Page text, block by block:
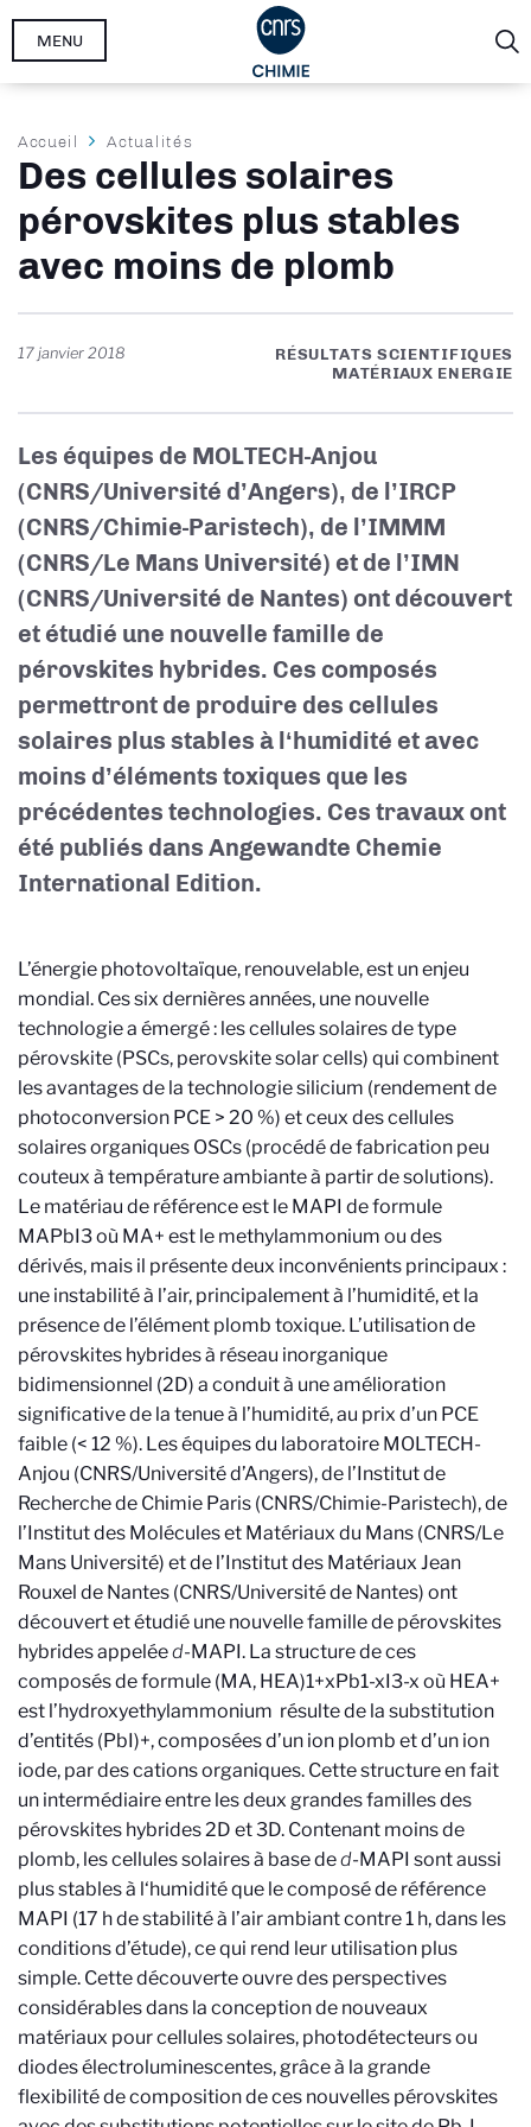
Aller
MENU
Fil
d'Ariane
Accueil Actualités
Des cellules solaires
pérovskites plus stables
avec moins de plomb
17 janvier 2018
RÉSULTATS SCIENTIFIQUES
MATÉRIAUX ENERGIE
Les équipes de MOLTECH-Anjou
(CNRS/Université d’Angers), de l’IRCP
(CNRS/Chimie-Paristech), de l’IMMM
(CNRS/Le Mans Université) et de l’IMN
(CNRS/Université de Nantes) ont découvert
et étudié une nouvelle famille de
pérovskites hybrides. Ces composés
permettront de produire des cellules
solaires plus stables à l‘humidité et avec
moins d’éléments toxiques que les
précédentes technologies. Ces travaux ont
été publiés dans Angewandte Chemie
International Edition.
L’énergie photovoltaïque, renouvelable, est un enjeu
mondial. Ces six dernières années, une nouvelle
technologie a émergé : les cellules solaires de type
pérovskite (PSCs, perovskite solar cells) qui combinent
les avantages de la technologie silicium (rendement de
photoconversion PCE > 20 %) et ceux des cellules
solaires organiques OSCs (procédé de fabrication peu
couteux à température ambiante à partir de solutions).
Le matériau de référence est le MAPI de formule
MAPbI3 où MA+ est le methylammonium ou des
dérivés, mais il présente deux inconvénients principaux :
une instabilité à l’air, principalement à l’humidité, et la
présence de l’élément plomb toxique. L’utilisation de
pérovskites hybrides à réseau inorganique
bidimensionnel (2D) a conduit à une amélioration
significative de la tenue à l’humidité, au prix d’un PCE
faible (< 12 %). Les équipes du laboratoire MOLTECH-
Anjou (CNRS/Université d’Angers), de l’Institut de
Recherche de Chimie Paris (CNRS/Chimie-Paristech), de
l’Institut des Molécules et Matériaux du Mans (CNRS/Le
Mans Université) et de l’Institut des Matériaux Jean
Rouxel de Nantes (CNRS/Université de Nantes) ont
découvert et étudié une nouvelle famille de pérovskites
hybrides appeléed-MAPI. La structure de ces
composésde formule (MA, HEA)1+xPb1-xI3-x où HEA+
est l’hydroxyethylammonium résulte de la substitution
d’entités (PbI)+, composées d’un ion plomb et d’un ion
iode, par des cations organiques. Cette structure en fait
un intermédiaire entre les deux grandes familles des
pérovskites hybrides 2D et 3D. Contenant moins de
plomb, les cellules solaires à base ded-MAPI sont aussi
plus stables à l‘humidité que le composé de référence
MAPI (17 h de stabilité à l’air ambiant contre 1 h, dans les
conditions d’étude), ce qui rend leur utilisation plus
simple. Cette découverte ouvre des perspectives
considérables dans la conception de nouveaux
matériaux pour cellules solaires, photodétecteurs ou
diodes électroluminescentes, grâce à la grande
flexibilité de composition de ces nouvelles pérovskites